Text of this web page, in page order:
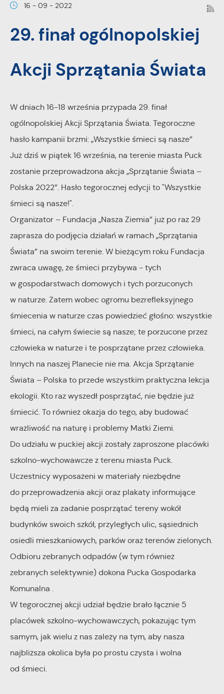
16 - 09 - 2022
29. finał ogólnopolskiej
Akcji Sprzątania Świata
W dniach 16-18 września przypada 29. finał
ogólnopolskiej Akcji Sprzątania Świata. Tegoroczne
hasło kampanii brzmi: „Wszystkie śmieci są nasze”
Już dziś w piątek 16 września, na terenie miasta Puck
zostanie przeprowadzona akcja „Sprzątanie Świata –
Polska 2022”. Hasło tegorocznej edycji to "Wszystkie
śmieci są nasze!".
Organizator – Fundacja „Nasza Ziemia” już po raz 29
zaprasza do podjęcia działań w ramach „Sprzątania
Świata” na swoim terenie. W bieżącym roku Fundacja
zwraca uwagę, że śmieci przybywa - tych
w gospodarstwach domowych i tych porzuconych
w naturze. Zatem wobec ogromu bezrefleksyjnego
śmiecenia w naturze czas powiedzieć głośno: wszystkie
śmieci, na całym świecie są nasze; te porzucone przez
człowieka w naturze i te posprzątane przez człowieka.
Innych na naszej Planecie nie ma. Akcja Sprzątanie
Świata – Polska to przede wszystkim praktyczna lekcja
ekologii. Kto raz wyszedł posprzątać, nie będzie już
śmiecić. To również okazja do tego, aby budować
wrażliwość na naturę i problemy Matki Ziemi.
Do udziału w puckiej akcji zostały zaproszone placówki
szkolno-wychowawcze z terenu miasta Puck.
Uczestnicy wyposażeni w materiały niezbędne
do przeprowadzenia akcji oraz plakaty informujące
będą mieli za zadanie posprzątać tereny wokół
budynków swoich szkół, przyległych ulic, sąsiednich
osiedli mieszkaniowych, parków oraz terenów zielonych.
Odbioru zebranych odpadów (w tym również
zebranych selektywnie) dokona Pucka Gospodarka
Komunalna .
W tegorocznej akcji udział będzie brało łącznie 5
placówek szkolno-wychowawczych, pokazując tym
samym, jak wielu z nas zależy na tym, aby nasza
najbliższa okolica była po prostu czysta i wolna
od śmieci.
Pliki cookies odpowiadają na podejmowane przez Ciebie
preferencji prywatności, logowania czy wypełniania
formularzy. Dzięki plikom cookies strona, z której korzystasz,
Więcej
Funkcjonalne i personalizacyjne
Tego typu pliki cookies umożliwiają stronie internetowej
zapamiętanie wprowadzonych przez Ciebie ustawień oraz
Dzięki tym plikom cookies możemy zapewnić Ci większy
komfort korzystania z funkcjonalności naszej strony poprzez
dopasowanie jej do Twoich indywidualnych preferencji.
Wyrażenie zgody na funkcjonalne i personalizacyjne pliki
cookies gwarantuje dostępność większej ilości funkcji na
stronie.
Więcej
Analityczne
Analityczne pliki cookies pomagają nam rozwijać się i
dostosowywać do Twoich potrzeb.
zakresie wykorzystywania witryny internetowej, miejsca oraz
częstotliwości, z jaką odwiedzane są nasze serwisy www.
Dane pozwalają nam na ocenę naszych serwisów
internetowych pod względem ich popularności wśród
użytkowników. Zgromadzone informacje są przetwarzane w
formie zanonimizowanej. Wyrażenie zgody na analityczne pliki
Więcej
Reklamowe
Dzięki reklamowym plikom cookies prezentujemy Ci
najciekawsze informacje i aktualności na stronach naszych
partnerów.
Twoich zwyczajów dotyczących przeglądanej witryny
internetowej. Treści promocyjne mogą pojawić się na
stronach podmiotów trzecich lub firm będących naszymi
partnerami oraz innych dostawców usług. Firmy te działają w
charakterze pośredników prezentujących nasze treści w
Więcej